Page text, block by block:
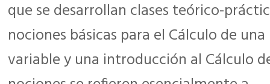
que se desarrollan clases teórico-
nociones básicas para el Cálculo de una
variable y una introducción al Cálculo